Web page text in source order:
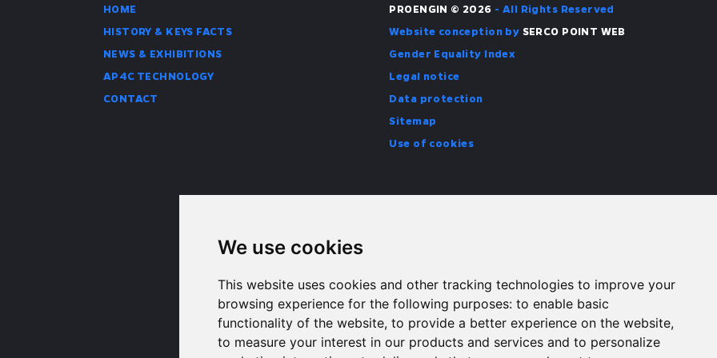
We use cookies
This website uses cookies and other tracking technologies to improve your
browsing experience for the following purposes: to enable basic
functionality of the website, to provide a better experience on the website,
to measure your interest in our products and services and to personalize
HOME
HISTORY & KEYS FACTS
NEWS & EXHIBITIONS
AP4C TECHNOLOGY
CONTACT
PROENGIN © 2026 - All Rights Reserved
Website conception by SERCO POINT WEB
Gender Equality Index
Legal notice
Data protection
Sitemap
Use of cookies